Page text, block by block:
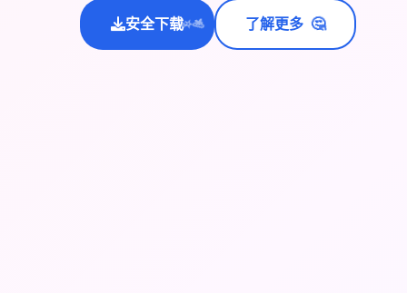
安全下载
✨⭐💫 了解更多 🤔